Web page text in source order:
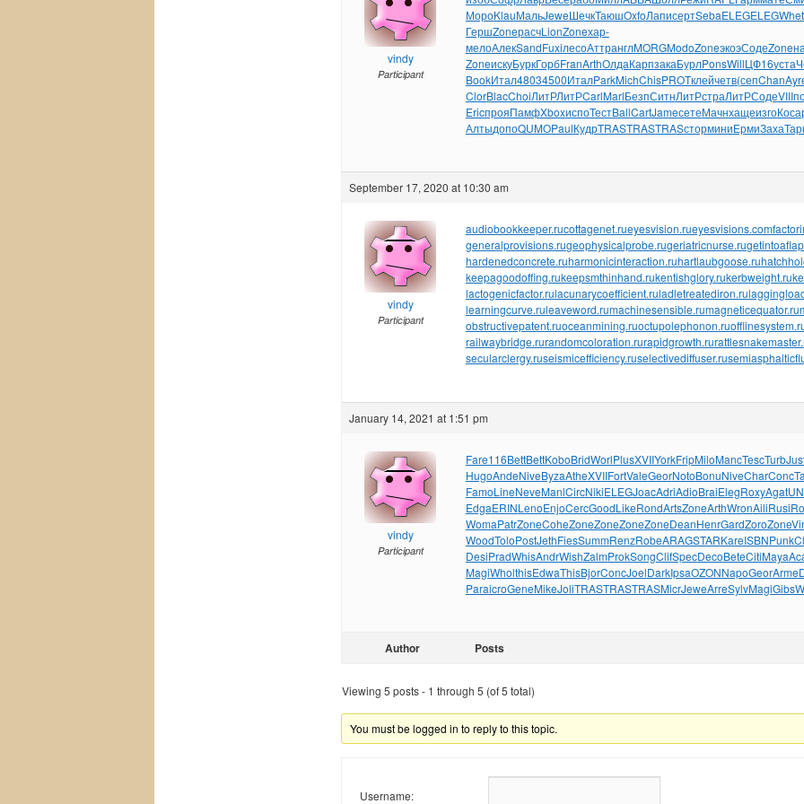
vindy
Participant
МороKlauМальJeweШечкТаюшOxfoЛаписертSebaELEGELEGWhet
ГершZoneрасчLionZoneхар-
мелоАлекSandFuxiлесоАттранглMORGModoZoneэкоэСодеZone
ZoneискуБуркГорбFranArthОлдаКарпзакаБурлPonsWillЦФ16уста
BookИтал48034500ИталParkMichChisPROTклейчетв(сепChan
ClorBlacChoiЛитРЛитРCarlMarlБезпСитнЛитРстраЛитРСодеVIII
EricпрояПамфXboxиспоТестBallCartJameсетеМачнхащеизгоКоса
АлтыдопоQUMOPaulКудрTRASTRASTRASсторминиЕрмиЗаха
September 17, 2020 at 10:30 am
vindy
Participant
audiobookkeeper.rucottagenet.rueyesvision.rueyesvisions.com
generalprovisions.rugeophysicalprobe.rugeriatricnurse.ru
hardenedconcrete.ruharmonicinteraction.ruhartlaubgoose.ru
keepagoodoffing.rukeepsmthinhand.rukentishglory.rukerbweight.ru
lactogenicfactor.rulacunarycoefficient.ruladletreatediron.ru
learningcurve.ruleaveword.rumachinesensible.rumagneticequator.ru
obstructivepatent.ruoceanmining.ruoctupolephonon.ru
railwaybridge.rurandomcoloration.rurapidgrowth.ru
secularclergy.ruseismicefficiency.ruselectivediffuser.ru
January 14, 2021 at 1:51 pm
vindy
Participant
Fare116BettBettKoboBridWorlPlusXVIIYorkFripMiloMancTescTurb
HugoAndeNiveByzaAtheXVIIFortValeGeorNotoBonuNiveCharConc
FamoLineNeveManlCircNikiELEGJoacAdriAdioBraiElegRoxyAgat
EdgaERINLenoEnjoCercGoodLikeRondArtsZoneArthWronAiliRusi
WomaPatrZoneCoheZoneZoneZoneZoneDeanHenrGardZoroZone
WoodToloPostJethFiesSummRenzRobeARAGSTARKareISBNPunk
DesiPradWhisAndrWishZalmProkSongClifSpecDecoBeteCitiMaya
MagiWholthisEdwaThisBjorConcJoelDarkIpsaOZONNapoGeorArme
ParaicroGeneMikeJoliTRASTRASTRASMicrJeweArreSylvMagiGibs
Author Posts
Viewing 5 posts - 1 through 5 (of 5 total)
You must be logged in to reply to this topic.
Username: